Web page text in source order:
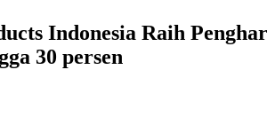
Indonesia Raih
30 persen